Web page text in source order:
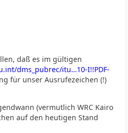
daß es im gültigen
dms_pubrec/itu…10-I!!PDF-
für unser Ausrufezeichen (!)
(vermutlich WRC Kairo
auf den heutigen Stand